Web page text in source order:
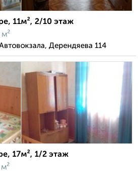
11м², 2/10 этаж
м²
Дерендяева 114
17м², 1/2 этаж
м²